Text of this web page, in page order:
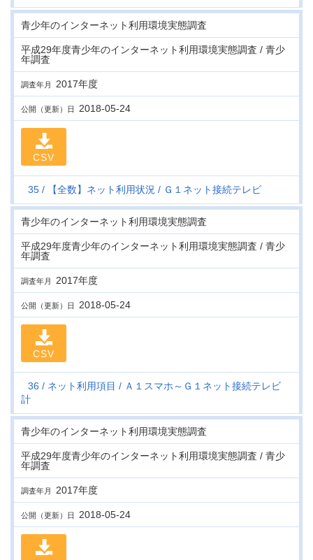
青少年のインターネット利用環境実態調査
平成29年度青少年のインターネット利用環境実態調査 / 青少
年調査
調査年月 2017年度
公開（更新）日 2018-05-24
CSV
35 【全数】ネット利用状況 Ｇ１ネット接続テレビ
青少年のインターネット利用環境実態調査
平成29年度青少年のインターネット利用環境実態調査 / 青少
年調査
調査年月 2017年度
公開（更新）日 2018-05-24
CSV
36 ネット利用項目
Ａ１スマホ～Ｇ１ネット接続テレビ
計
青少年のインターネット利用環境実態調査
平成29年度青少年のインターネット利用環境実態調査 / 青少
年調査
調査年月 2017年度
公開（更新）日 2018-05-24